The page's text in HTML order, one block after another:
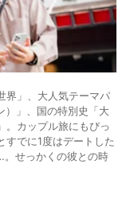
界」、大人気テーマパ
）」、国の特別史「大
。カップル旅にもぴっ
すでに1度はデートした
せっかくの彼との時